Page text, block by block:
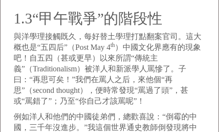
1.3“甲午戰爭”的階段性
與洋學理接觸既久，每好替土學理打點翻案官司。這大
概也是“五四后”（Post May 4th）中國文化界應有的現象
吧！自五四（甚或更早）以來所謂“傳統主
義”（Traditionalism）被洋人和新派學人罵慘了。子
曰：“再思可矣！”我們在罵人之后，來他個“再
思”（second thought），便時常發現“罵過了頭”，甚
或“罵錯了”；乃至“你自己才該罵呢”！
例如洋人和他們的中國徒弟們，總歡喜說：“倒霉的中
國，三千年沒進步。”我這個世界通史教師倒發現將中